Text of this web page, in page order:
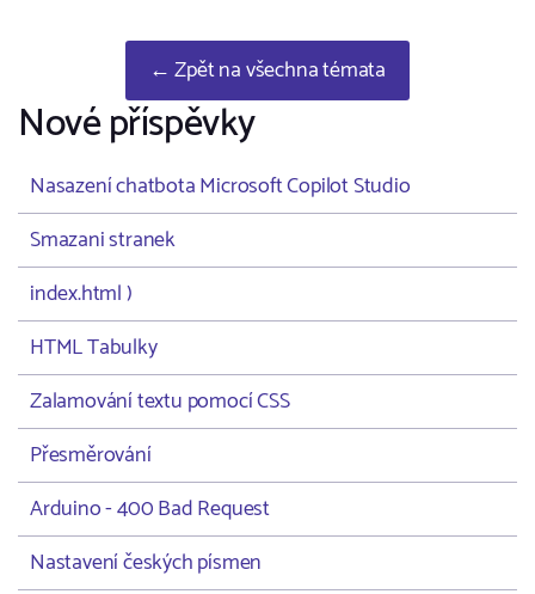
← Zpět na všechna témata
Nové příspěvky
Nasazení chatbota Microsoft Copilot Studio
Smazani stranek
index.html )
HTML Tabulky
Zalamování textu pomocí CSS
Přesměrování
Arduino - 400 Bad Request
Nastavení českých písmen